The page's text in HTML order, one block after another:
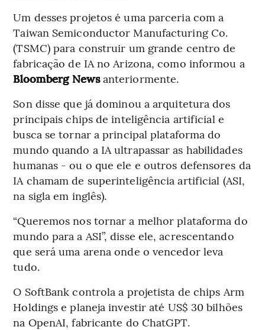
Um desses projetos é uma parceria com a
Taiwan Semiconductor Manufacturing Co.
(TSMC) para construir um grande centro de
fabricação de IA no Arizona, como informou a
Bloomberg Newsanteriormente.
Son disse que já dominou a arquitetura dos
principais chips de inteligência artificial e
busca se tornar a principal plataforma do
mundo quando a IA ultrapassar as habilidades
humanas - ou o que ele e outros defensores da
IA chamam de superinteligência artificial (ASI,
na sigla em inglês).
“Queremos nos tornar a melhor plataforma do
mundo para a ASI”, disse ele, acrescentando
que será uma arena onde o vencedor leva
tudo.
O SoftBank controla a projetista de chips Arm
Holdings e planeja investir até US$ 30 bilhões
na OpenAI, fabricante do ChatGPT.